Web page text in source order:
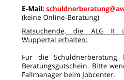
E-Mail:
(keine Online-Beratung)
Ratsuchende, die ALG II
Wuppertal erhalten:
Für die Schuldnerberatung
Beratungsgutschein. Bitte
Fallmanager beim Jobcenter.